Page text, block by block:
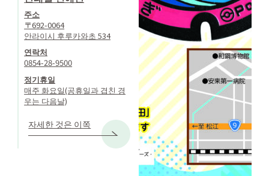
주소
〒692-0064
안라이시 후루카와초 534
연락처
0854-28-9500
정기휴일
매주 화요일(공휴일과 겹친 경
우는 다음날)
자세한 것은 이쪽